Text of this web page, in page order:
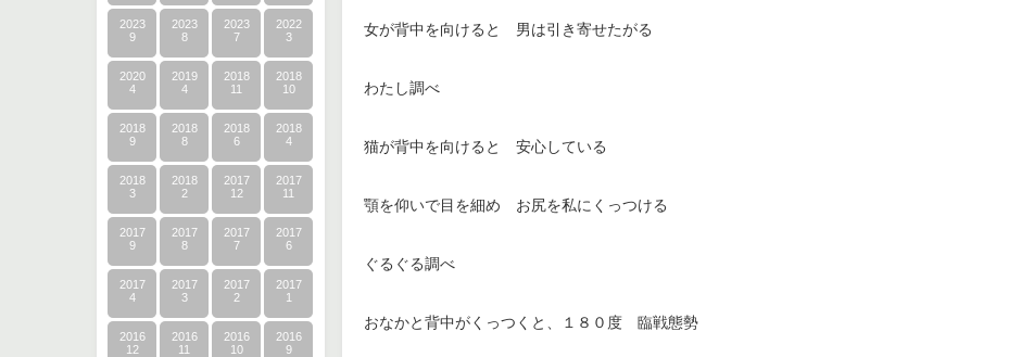
2023
9
2023
8
2023
7
2022
3
2020
4
2019
4
2018
11
2018
10
2018
9
2018
8
2018
6
2018
4
2018
3
2018
2
2017
12
2017
11
2017
9
2017
8
2017
7
2017
6
2017
4
2017
3
2017
2
2017
1
2016
12
2016
11
2016
10
2016
9
女が背中を向けると 男は引き寄せたがる
わたし調べ
猫が背中を向けると 安心している
顎を仰いで目を細め お尻を私にくっつける
ぐるぐる調べ
おなかと背中がくっつくと、１８０度 臨戦態勢